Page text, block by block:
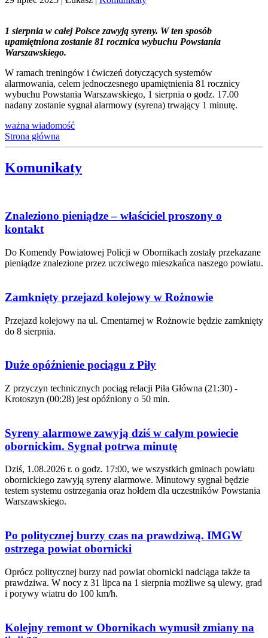
1 sierpnia w całej Polsce zawyją syreny. W ten sposób
upamiętniona zostanie 81 rocznica wybuchu Powstania
Warszawskiego.
W ramach treningów i ćwiczeń dotyczących systemów
alarmowania, celem jednoczesnego upamiętnienia 81 rocznicy
wybuchu Powstania Warszawskiego, 1 sierpnia o godz. 17.00
nadany zostanie sygnał alarmowy (syrena) trwający 1 minutę.
ważna wiadomość
Strona główna
Komunikaty
Znaleziono pieniądze – właściciel proszony o
kontakt
Do Komendy Powiatowej Policji w Obornikach zostały przekazane
pieniądze znalezione przez uczciwego mieszkańca naszego powiatu.
Zamknięty przejazd kolejowy w Rożnowie
Przejazd kolejowy na ul. Cmentarnej w Rożnowie będzie zamknięty
do 8 sierpnia.
Duże opóźnienie pociągu z Piły
Z przyczyn technicznych pociąg relacji Piła Główna (21:30) -
Krotoszyn (00:28) jest opóźniony o 50 min.
Syreny alarmowe zawyją dziś w całym powiecie
obornickim. Sygnał potrwa minutę
Dziś, 1.08.2026 r. o godz. 17:00, we wszystkich gminach powiatu
obornickiego zawyją syreny alarmowe. Minutowy sygnał będzie
testem systemu ostrzegania oraz hołdem dla uczestników Powstania
Warszawskiego.
Po politycznej burzy czas na prawdziwą. IMGW
ostrzega powiat obornicki
Oprócz politycznej burzy nad powiat obornicki nadciąga także ta
prawdziwa. W nocy z 31 lipca na 1 sierpnia możliwe są ulewy, grad
i porywy wiatru do 100 km/h.
Kolejny remont w Obornikach wymusił zmiany na